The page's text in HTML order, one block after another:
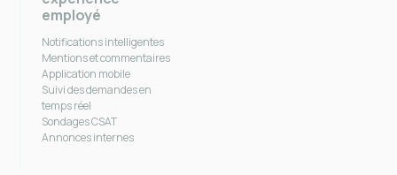
employé
Notifications intelligentes
Mentions et commentaires
Application mobile
Suivi des demandes en
temps réel
Sondages CSAT
Annonces internes